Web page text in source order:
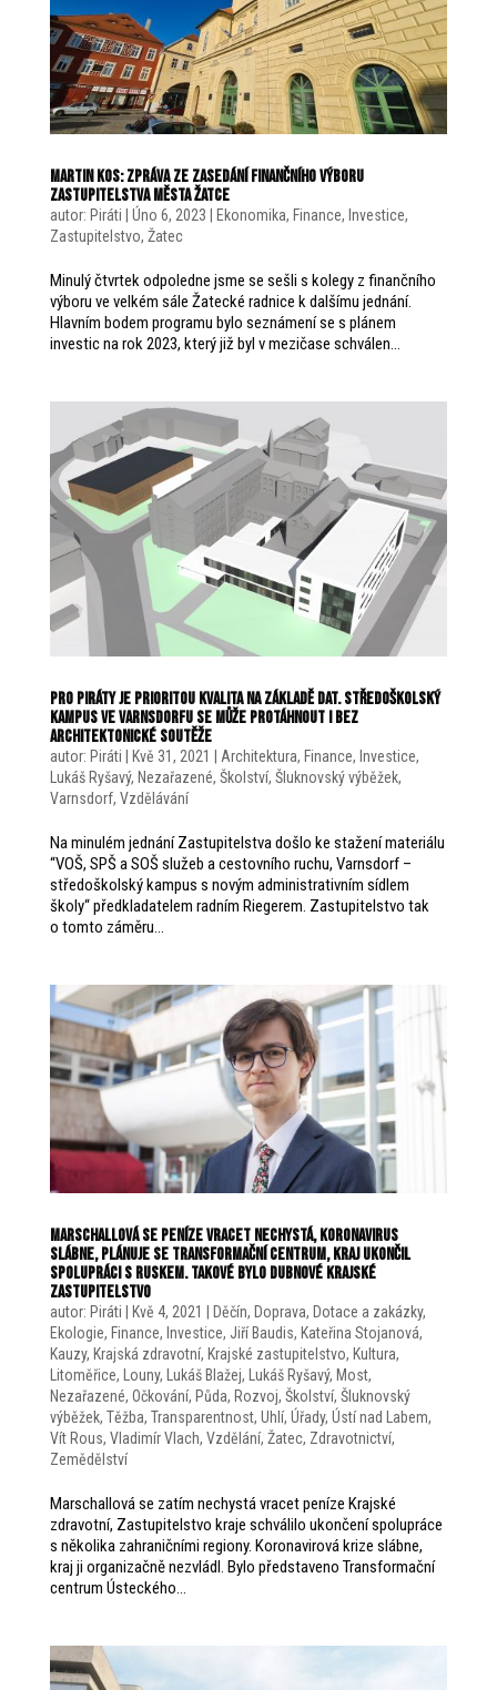
Martin Kos: Zpráva ze zasedání Finančního výboru
zastupitelstva města Žatce
autor: Piráti | Úno 6, 2023 | Ekonomika, Finance, Investice,
Zastupitelstvo, Žatec
Minulý čtvrtek odpoledne jsme se sešli s kolegy z finančního
výboru ve velkém sále Žatecké radnice k dalšímu jednání.
Hlavním bodem programu bylo seznámení se s plánem
investic na rok 2023, který již byl v mezičase schválen...
Pro Piráty je prioritou kvalita na základě dat. Středoškolský
kampus ve Varnsdorfu se může protáhnout i bez
architektonické soutěže
autor: Piráti Kvě 31, 2021 Architektura, Finance, Investice,
Lukáš Ryšavý, Nezařazené, Školství, Šluknovský výběžek,
Varnsdorf, Vzdělávání
Na minulém jednání Zastupitelstva došlo ke stažení materiálu
“VOŠ, SPŠ a SOŠ služeb a cestovního ruchu, Varnsdorf –
středoškolský kampus s novým administrativním sídlem
školy“ předkladatelem radním Riegerem. Zastupitelstvo tak
o tomto záměru...
Marschallová se peníze vracet nechystá, koronavirus
slábne, plánuje se Transformační centrum, kraj ukončil
spolupráci s Ruskem. Takové bylo dubnové krajské
zastupitelstvo
autor: Piráti Kvě 4, 2021 Děčín, Doprava, Dotace a zakázky,
Ekologie, Finance, Investice, Jiří Baudis, Kateřina Stojanová,
Kauzy, Krajská zdravotní, Krajské zastupitelstvo, Kultura,
Litoměřice, Louny, Lukáš Blažej, Lukáš Ryšavý, Most,
Nezařazené, Očkování, Půda, Rozvoj, Školství, Šluknovský
výběžek, Těžba, Transparentnost, Uhlí, Úřady, Ústí nad Labem,
Vít Rous, Vladimír Vlach, Vzdělání, Žatec, Zdravotnictví,
Zemědělství
Marschallová se zatím nechystá vracet peníze Krajské
zdravotní, Zastupitelstvo kraje schválilo ukončení spolupráce
s několika zahraničními regiony. Koronavirová krize slábne,
kraj ji organizačně nezvládl. Bylo představeno Transformační
centrum Ústeckého...